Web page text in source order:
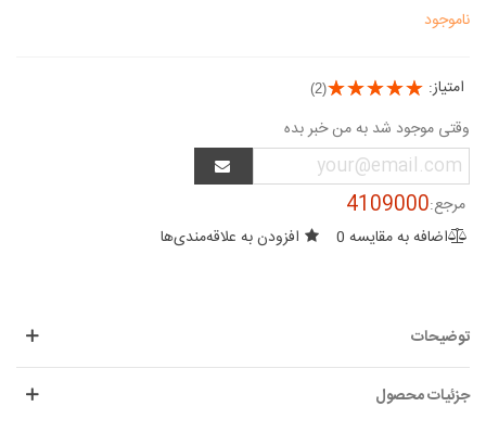
ناموجود
امتیاز: (2)
وقتی موجود شد به من خبر بده
مرجع:4109000
اضافه به مقایسه 0 افزودن به علاقه‌مندی‌ها
توضیحات
جزئیات محصول